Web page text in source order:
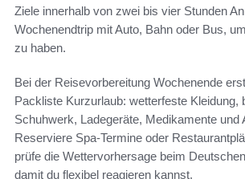
Ziele innerhalb von zwei bis vier Stunden
Wochenendtrip mit Auto, Bahn oder Bus,
zu haben.
Bei der Reisevorbereitung Wochenende
Packliste Kurzurlaub: wetterfeste Kleidung,
Schuhwerk, Ladegeräte, Medikamente und
Reserviere Spa-Termine oder
prüfe die Wettervorhersage beim
damit du flexibel reagieren kannst.